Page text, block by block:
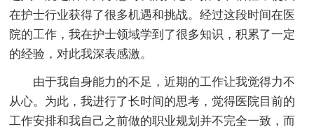
在护士行业获得了很多机遇和挑战。经过这段时间在医
院的工作，我在护士领域学到了很多知识，积累了一定
的经验，对此我深表感激。
由于我自身能力的不足，近期的工作让我觉得力不
从心。为此，我进行了长时间的思考，觉得医院目前的
工作安排和我自己之前做的职业规划并不完全一致，而